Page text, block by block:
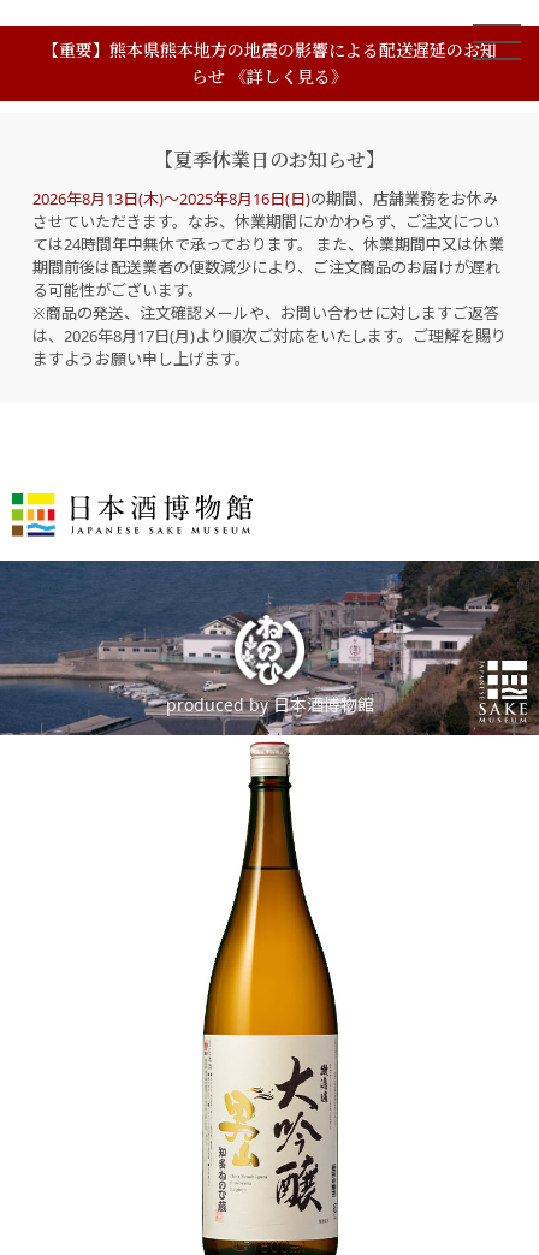
【重要】熊本県熊本地方の地震の影響による配送遅延のお知
らせ 《詳しく見る》
【夏季休業日のお知らせ】
2026年8月13日(木)～2025年8月16日(日)の期間、店舗業務をお休み
させていただきます。なお、休業期間にかかわらず、ご注文につい
ては24時間年中無休で承っております。 また、休業期間中又は休業
期間前後は配送業者の便数減少により、ご注文商品のお届けが遅れ
る可能性がございます。
※商品の発送、注文確認メールや、お問い合わせに対しますご返答
は、2026年8月17日(月)より順次ご対応をいたします。ご理解を賜り
ますようお願い申し上げます。
produced by 日本酒博物館